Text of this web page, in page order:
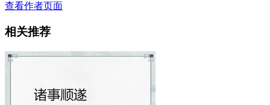
查看作者页面
相关推荐